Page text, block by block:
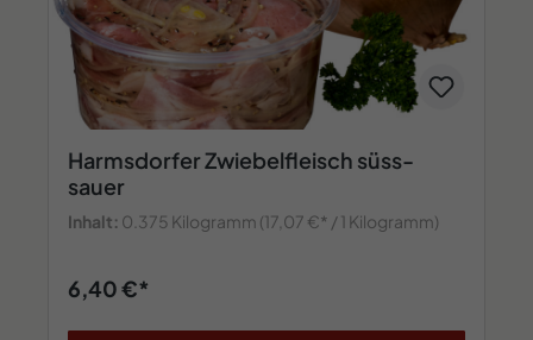
Harmsdorfer Zwiebelfleisch süss-
sauer
Inhalt: 0.375 Kilogramm (17,07 €* / 1 Kilogramm)
6,40 €*